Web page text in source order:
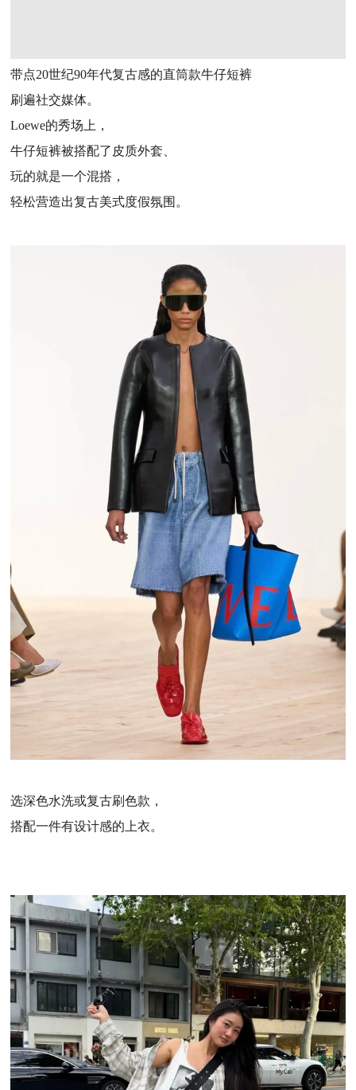
带点20世纪90年代复古感的直筒款牛仔短裤
刷遍社交媒体。
Loewe的秀场上，
牛仔短裤被搭配了皮质外套、
玩的就是一个混搭，
轻松营造出复古美式度假氛围。
选深色水洗或复古刷色款，
搭配一件有设计感的上衣。